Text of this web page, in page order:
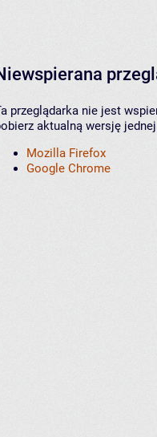
przeglądarka nie jest
aktualną wersję
Mozilla Firefox
Google Chrome